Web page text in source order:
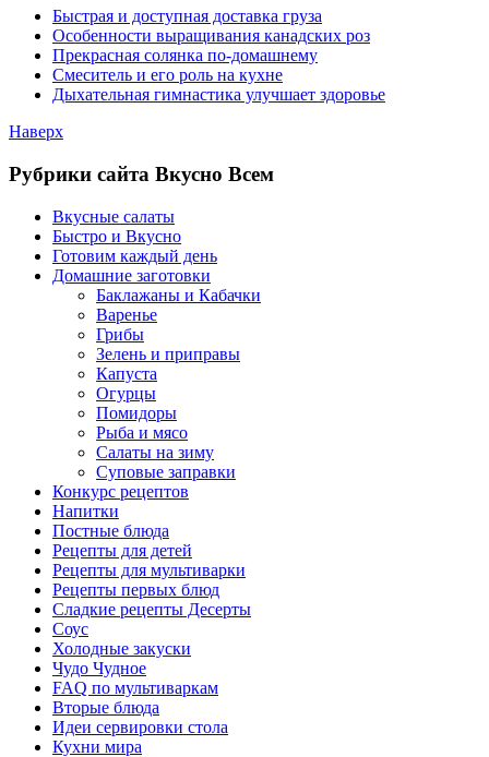
Быстрая и доступная доставка груза
Особенности выращивания канадских роз
Прекрасная солянка по-домашнему
Смеситель и его роль на кухне
Дыхательная гимнастика улучшает здоровье
Наверх
Рубрики сайта Вкусно Всем
Вкусные салаты
Быстро и Вкусно
Готовим каждый день
Домашние заготовки
Баклажаны и Кабачки
Варенье
Грибы
Зелень и приправы
Капуста
Огурцы
Помидоры
Рыба и мясо
Салаты на зиму
Суповые заправки
Конкурс рецептов
Напитки
Постные блюда
Рецепты для детей
Рецепты для мультиварки
Рецепты первых блюд
Сладкие рецепты Десерты
Соус
Холодные закуски
Чудо Чудное
FAQ по мультиваркам
Вторые блюда
Идеи сервировки стола
Кухни мира